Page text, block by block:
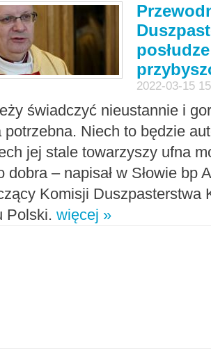
2022-03-15
świadczyć nieustannie i
potrzebna. Niech to będzie
jej stale towarzyszy ufna
dobra – napisał w Słowie bp
Komisji Duszpasterstwa
Polski. więcej »